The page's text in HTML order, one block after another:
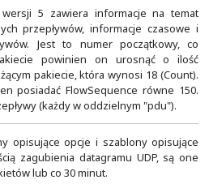
wprowadzone wsparcie
interfejsu. Da się tak
niższych wersji formatu
być wtedy szczególnie
zawierają informacji na
lepiej tego nie robić.